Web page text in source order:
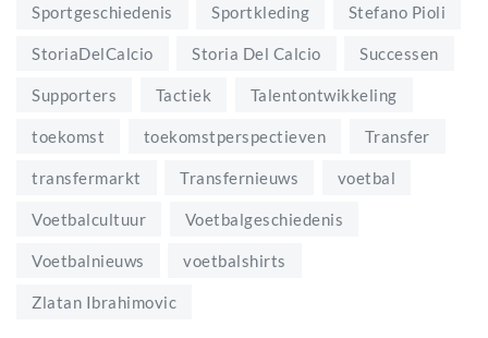
Sportgeschiedenis Sportkleding Stefano Pioli
StoriaDelCalcio Storia Del Calcio Successen
Supporters Tactiek Talentontwikkeling
toekomst toekomstperspectieven Transfer
transfermarkt Transfernieuws voetbal
Voetbalcultuur Voetbalgeschiedenis
Voetbalnieuws voetbalshirts
Zlatan Ibrahimovic